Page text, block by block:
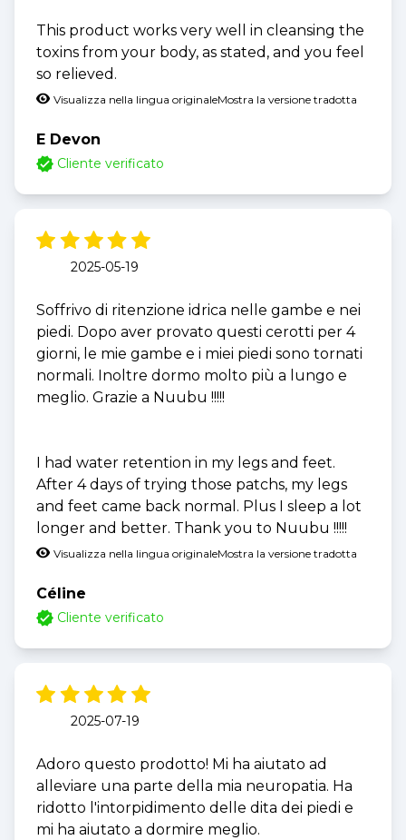
This product works very well in cleansing the
toxins from your body, as stated, and you feel
so relieved.
Visualizza nella lingua originaleMostra la versione tradotta
E Devon
Cliente verificato
2025-05-19
Soffrivo di ritenzione idrica nelle gambe e nei
piedi. Dopo aver provato questi cerotti per 4
giorni, le mie gambe e i miei piedi sono tornati
normali. Inoltre dormo molto più a lungo e
meglio. Grazie a Nuubu !!!!!
I had water retention in my legs and feet.
After 4 days of trying those patchs, my legs
and feet came back normal. Plus I sleep a lot
longer and better. Thank you to Nuubu !!!!!
Visualizza nella lingua originaleMostra la versione tradotta
Céline
Cliente verificato
2025-07-19
Adoro questo prodotto! Mi ha aiutato ad
alleviare una parte della mia neuropatia. Ha
ridotto l'intorpidimento delle dita dei piedi e
mi ha aiutato a dormire meglio.